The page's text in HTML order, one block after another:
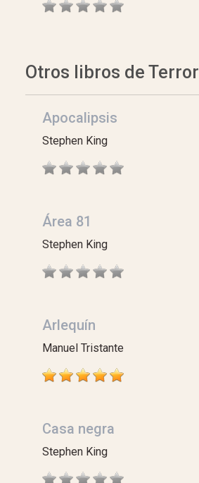
Otros libros de Terror
Apocalipsis
Stephen King
Área 81
Stephen King
Arlequín
Manuel Tristante
Casa negra
Stephen King